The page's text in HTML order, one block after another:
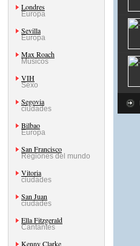
Londres
Europa
Sevilla
Europa
Max Roach
Músicos
VIH
Sexo
Segovia
ciudades
Bilbao
Europa
San Francisco
Regiones del mundo
Vitoria
ciudades
San Juan
ciudades
Ella Fitzgerald
Cantantes
Kenny Clarke